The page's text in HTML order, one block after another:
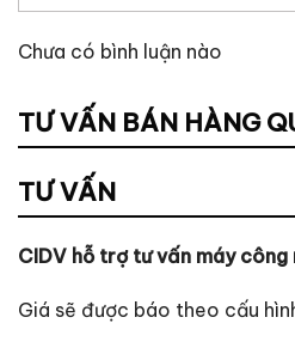
Chưa có bình luận nào
TƯ VẤN BÁN HÀNG
TƯ VẤN
CIDV hỗ trợ tư vấn máy công
Giá sẽ được báo theo cấu